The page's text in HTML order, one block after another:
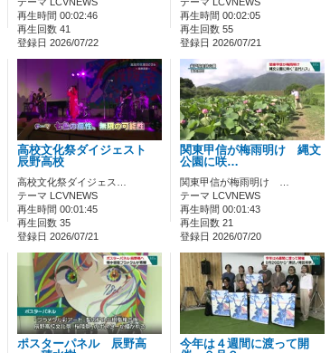
再生時間 00:02:46
再生回数 41
登録日 2026/07/22
再生時間 00:02:05
再生回数 55
登録日 2026/07/21
高校文化祭ダイジェスト
辰野高校
高校文化祭ダイジェス…
テーマ LCVNEWS
再生時間 00:01:45
再生回数 35
登録日 2026/07/21
関東甲信が梅雨明け 縄文
公園に咲…
関東甲信が梅雨明け …
テーマ LCVNEWS
再生時間 00:01:43
再生回数 21
登録日 2026/07/20
ポスターパネル 辰野高
今年は４週間に渡って開